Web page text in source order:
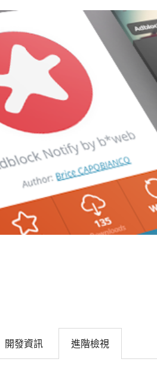
開發資訊 進階檢視